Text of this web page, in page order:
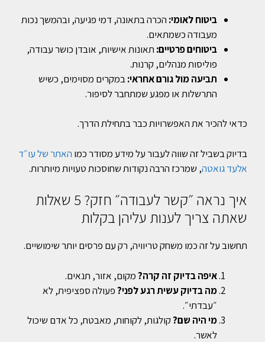
ביטוח לאומי: הכרה בתאונה, דמי פגיעה, ובהמשך נכות
מעבודה כשמתאים.
ביטוחים פרטיים: תאונות אישיות, אובדן כושר עבודה,
פוליסות מנהלים, קרנות.
תביעה מול גורם אחראי:במקרים מסוימים, כשיש
התרשלות או מפגע שמתחבר לסיפור.
כדאי להכיר את האפשרויות כבר בתחילת הדרך.
בדיוק בשביל זה שווה לעבור על מידע מסודר כמו האתר של עו״ד
אלעד גואטה, שמרכז הרבה נקודות שחוסכות טעויות מיותרות.
איך נראה ״קשר לעבודה״ חזק? 5 שאלות
שאתה צריך לענות עליהן בקלות
תחשוב על זה כמו משחק טריוויה, רק עם פרסים יותר שימושיים.
איפה בדיוק זה קרה?מקום, אזור, תנאים.
מה בדיוק עשית רגע לפני?פעולה ספציפית, לא
״עבדתי״.
מי היה שם?קולגות, לקוחות, מאבטח, כל אדם שיכול
לאשר.